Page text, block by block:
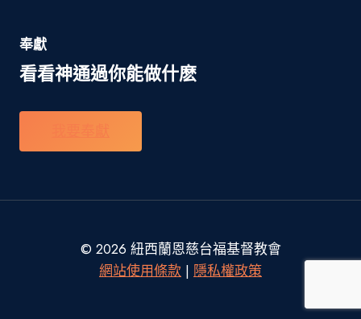
奉獻
看看神通過你能做什麽
© 2026 紐西蘭恩慈台福基督教會
網站使用條款 | 隱私權政策